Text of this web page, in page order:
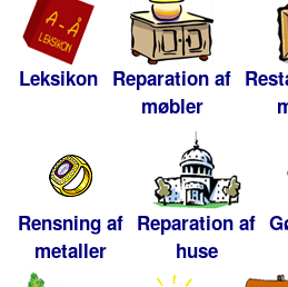
Leksikon Reparation af
møbler
Rensning af
metaller
Reparation af
huse